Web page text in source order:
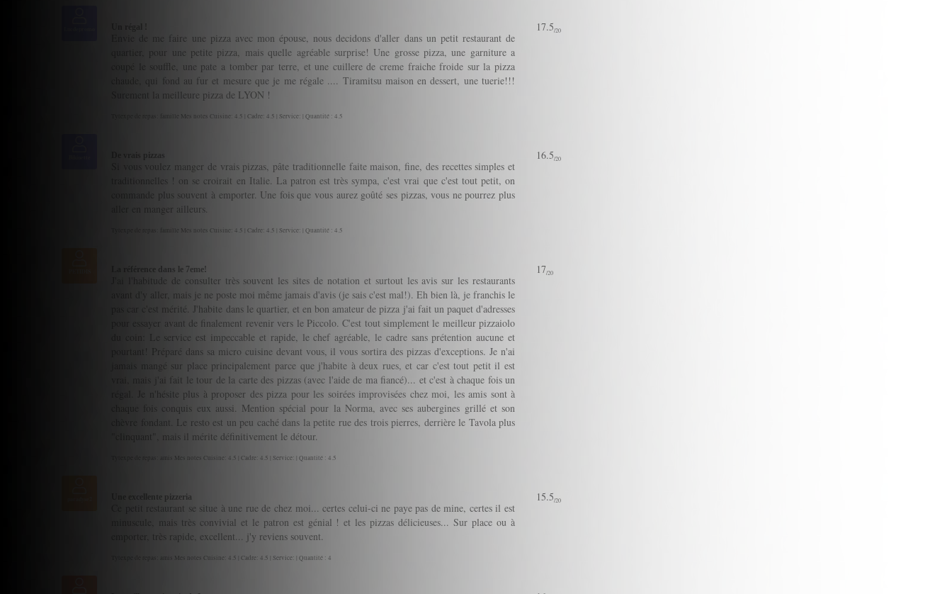
Envie de me faire une pizza avec mon épouse, nous decidons d'aller dans un petit restaurant de
quartier, pour une petite pizza, mais quelle agréable surprise! Une grosse pizza, une garniture a
coupé le souffle, une pate a tomber par terre, et une cuillere de creme fraiche froide sur la pizza
chaude, qui fond au fur et mesure que je me régale .... Tiramitsu maison en dessert, une tuerie!!!
Surement la meilleure pizza de LYON !
Tytexpe de repas: famille Mes notes Cuisine: 4.5 | Cadre: 4.5 | Service: | Quantité : 4.5
17.5/20
De vrais pizzas
Si vous voulez manger de vrais pizzas, pâte traditionnelle faite maison, fine, des recettes simples et
traditionnelles ! on se croirait en Italie. La patron est très sympa, c'est vrai que c'est tout petit, on
commande plus souvent à emporter. Une fois que vous aurez goûté ses pizzas, vous ne pourrez plus
aller en manger ailleurs.
Tytexpe de repas: famille Mes notes Cuisine: 4.5 | Cadre: 4.5 | Service: | Quantité : 4.5
16.5/20
La référence dans le 7eme!
J'ai l'habitude de consulter très souvent les sites de notation et surtout les avis sur les restaurants
avant d'y aller, mais je ne poste moi même jamais d'avis (je sais c'est mal!). Eh bien là, je franchis le
pas car c'est mérité. J'habite dans le quartier, et en bon amateur de pizza j'ai fait un paquet d'adresses
pour essayer avant de finalement revenir vers le Piccolo. C'est tout simplement le meilleur pizzaiolo
du coin: Le service est impeccable et rapide, le chef agréable, le cadre sans prétention aucune et
pourtant! Préparé dans sa micro cuisine devant vous, il vous sortira des pizzas d'exceptions. Je n'ai
jamais mangé sur place principalement parce que j'habite à deux rues, et car c'est tout petit il est
vrai, mais j'ai fait le tour de la carte des pizzas (avec l'aide de ma fiancé)... et c'est à chaque fois un
régal. Je n'hésite plus à proposer des pizza pour les soirées improvisées chez moi, les amis sont à
chaque fois conquis eux aussi. Mention spécial pour la Norma, avec ses aubergines grillé et son
chèvre fondant. Le resto est un peu caché dans la petite rue des trois pierres, derrière le Tavola plus
"clinquant", mais il mérite définitivement le détour.
Tytexpe de repas: amis Mes notes Cuisine: 4.5 | Cadre: 4.5 | Service: | Quantité : 4.5
17/20
Une excellente pizzeria
Ce petit restaurant se situe à une rue de chez moi... certes celui-ci ne paye pas de mine, certes il est
minuscule, mais très convivial et le patron est génial ! et les pizzas délicieuses... Sur place ou à
emporter, très rapide, excellent... j'y reviens souvent.
Tytexpe de repas: amis Mes notes Cuisine: 4.5 | Cadre: 4.5 | Service: | Quantité : 4
15.5/20